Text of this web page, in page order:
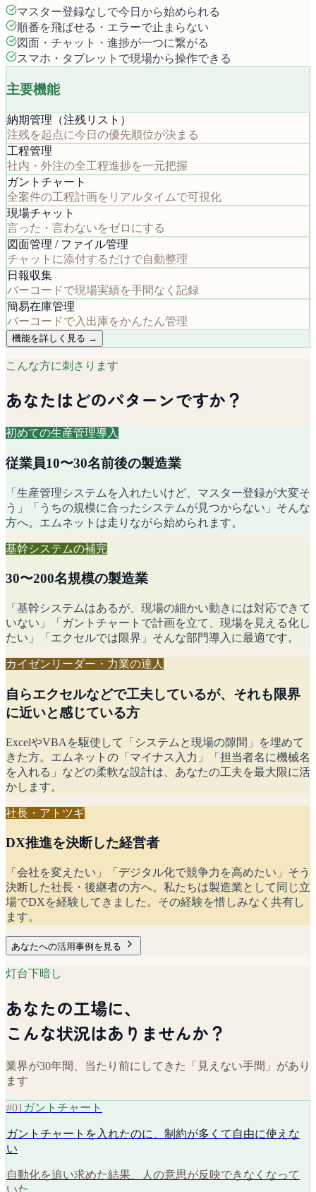
マスター登録なしで今日から始められる
順番を飛ばせる・エラーで止まらない
図面・チャット・進捗が一つに繋がる
スマホ・タブレットで現場から操作できる
主要機能
納期管理（注残リスト）
注残を起点に今日の優先順位が決まる
工程管理
社内・外注の全工程進捗を一元把握
ガントチャート
全案件の工程計画をリアルタイムで可視化
現場チャット
言った・言わないをゼロにする
図面管理 / ファイル管理
チャットに添付するだけで自動整理
日報収集
バーコードで現場実績を手間なく記録
簡易在庫管理
バーコードで入出庫をかんたん管理
機能を詳しく見る →
こんな方に刺さります
あなたはどのパターンですか？
初めての生産管理導入
従業員10〜30名前後の製造業
「生産管理システムを入れたいけど、マスター登録が大変そ
う」「うちの規模に合ったシステムが見つからない」そんな
方へ。エムネットは走りながら始められます。
基幹システムの補完
30〜200名規模の製造業
「基幹システムはあるが、現場の細かい動きには対応できて
いない」「ガントチャートで計画を立て、現場を見える化し
たい」「エクセルでは限界」そんな部門導入に最適です。
カイゼンリーダー・力業の達人
自らエクセルなどで工夫しているが、それも限界
に近いと感じている方
ExcelやVBAを駆使して「システムと現場の隙間」を埋めて
きた方。エムネットの「マイナス入力」「担当者名に機械名
を入れる」などの柔軟な設計は、あなたの工夫を最大限に活
かします。
社長・アトツギ
DX推進を決断した経営者
「会社を変えたい」「デジタル化で競争力を高めたい」そう
決断した社長・後継者の方へ。私たちは製造業として同じ立
場でDXを経験してきました。その経験を惜しみなく共有し
ます。
あなたへの活用事例を見る
灯台下暗し
あなたの工場に、
こんな状況はありませんか？
業界が30年間、当たり前にしてきた「見えない手間」があり
ます
#01 ガントチャート
ガントチャートを入れたのに、制約が多くて自由に使えな
い
自動化を追い求めた結果、人の意思が反映できなくなって
いた